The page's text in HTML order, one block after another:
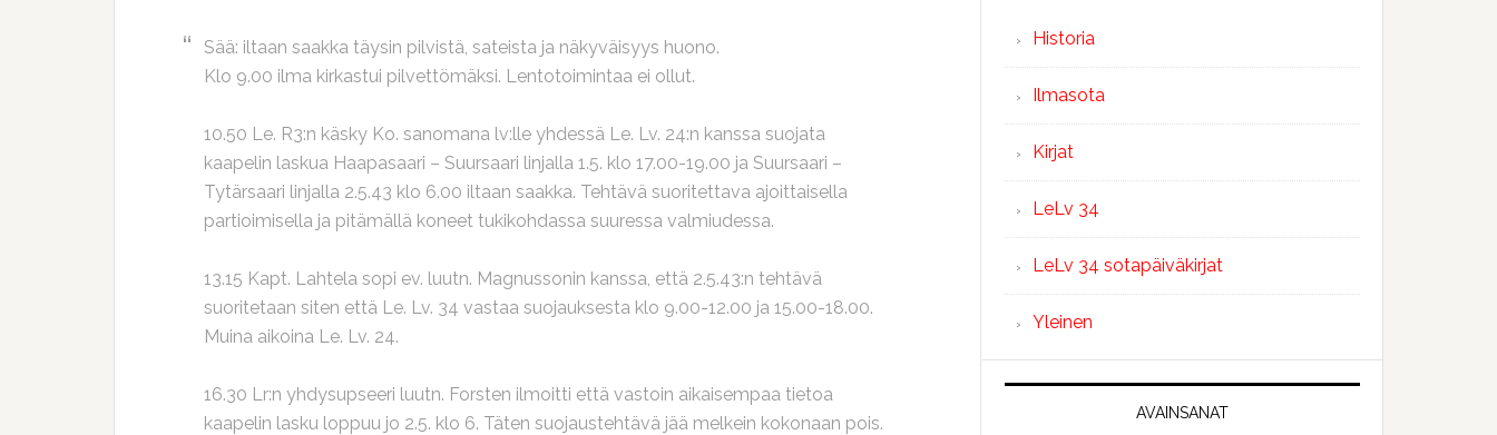
Sää: iltaan saakka täysin pilvistä, sateista ja näkyväisyys huono.
Klo 9.00 ilma kirkastui pilvettömäksi. Lentotoimintaa ei ollut.
10.50 Le. R3:n käsky Ko. sanomana lv:lle yhdessä Le. Lv. 24:n kanssa suojata
kaapelin laskua Haapasaari – Suursaari linjalla 1.5. klo 17.00-19.00 ja Suursaari –
Tytärsaari linjalla 2.5.43 klo 6.00 iltaan saakka. Tehtävä suoritettava ajoittaisella
partioimisella ja pitämällä koneet tukikohdassa suuressa valmiudessa.
13.15 Kapt. Lahtela sopi ev. luutn. Magnussonin kanssa, että 2.5.43:n tehtävä
suoritetaan siten että Le. Lv. 34 vastaa suojauksesta klo 9.00-12.00 ja 15.00-18.00.
Muina aikoina Le. Lv. 24.
16.30 Lr:n yhdysupseeri luutn. Forsten ilmoitti että vastoin aikaisempaa tietoa
kaapelin lasku loppuu jo 2.5. klo 6. Täten suojaustehtävä jää melkein kokonaan pois.
Historia
Ilmasota
Kirjat
LeLv 34
LeLv 34 sotapäiväkirjat
Yleinen
AVAINSANAT